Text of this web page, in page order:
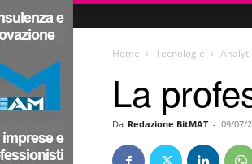
Home Tecnologie
La
Da Redazione BitMAT - 09/07/